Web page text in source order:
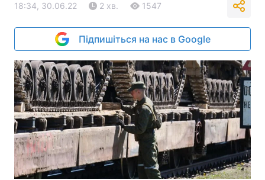
18:34, 30.06.22 2 хв. 1547
Підпишіться на нас в Google